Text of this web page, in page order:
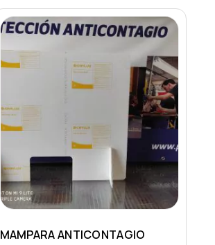
MAMPARA ANTICONTAGIO